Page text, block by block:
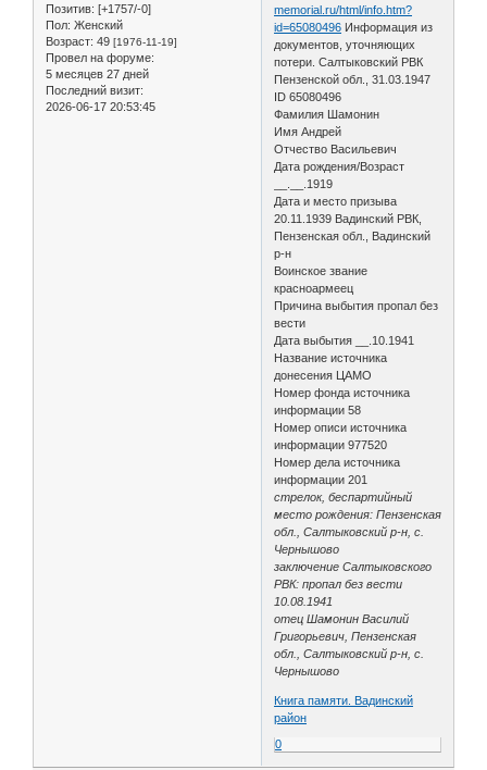
Позитив: [+1757/-0]
Пол: Женский
Возраст: 49 [1976-11-19]
Провел на форуме:
5 месяцев 27 дней
Последний визит:
2026-06-17 20:53:45
memorial.ru/html/info.htm?
id=65080496 Информация из
документов, уточняющих
потери. Салтыковский РВК
Пензенской обл., 31.03.1947
ID 65080496
Фамилия Шамонин
Имя Андрей
Отчество Васильевич
Дата рождения/Возраст
__.__.1919
Дата и место призыва
20.11.1939 Вадинский РВК,
Пензенская обл., Вадинский
р-н
Воинское звание
красноармеец
Причина выбытия пропал без
вести
Дата выбытия __.10.1941
Название источника
донесения ЦАМО
Номер фонда источника
информации 58
Номер описи источника
информации 977520
Номер дела источника
информации 201
стрелок, беспартийный
место рождения: Пензенская
обл., Салтыковский р-н, с.
Чернышово
заключение Салтыковского
РВК: пропал без вести
10.08.1941
отец Шамонин Василий
Григорьевич, Пензенская
обл., Салтыковский р-н, с.
Чернышово
Книга памяти. Вадинский
район
0